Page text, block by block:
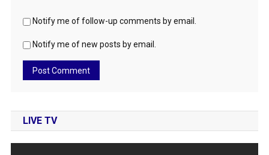
Notify me of follow-up comments by email.
Notify me of new posts by email.
LIVE TV